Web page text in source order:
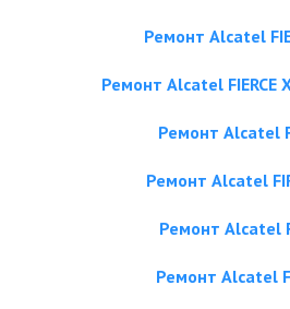
Ремонт Alcatel
Ремонт Alcatel FIERCE
Ремонт Alcatel
Ремонт Alcatel
Ремонт Alcatel
Ремонт Alcatel